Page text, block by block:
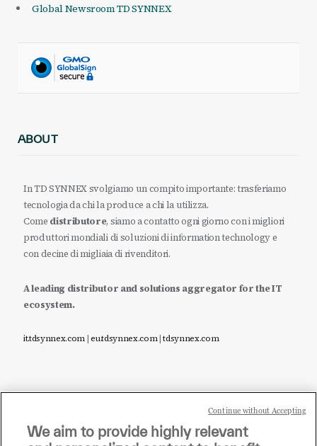
Global Newsroom TD SYNNEX
ABOUT
In TD SYNNEX svolgiamo un compito importante: trasferiamo
tecnologia da chi la produce a chi la utilizza.
Come distributore, siamo a contatto ogni giorno con i migliori
produttori mondiali di soluzioni di information technology e
con decine di migliaia di rivenditori.
A leading distributor and solutions aggregator for the IT
ecosystem.
it.tdsynnex.com|eu.tdsynnex.com|tdsynnex.com
Sei un rivenditore di tecnologia e desideri acquistare
i prodotti o le soluzioni trattate sul blog?
We aim to provide highly relevant
Continue without Accepting